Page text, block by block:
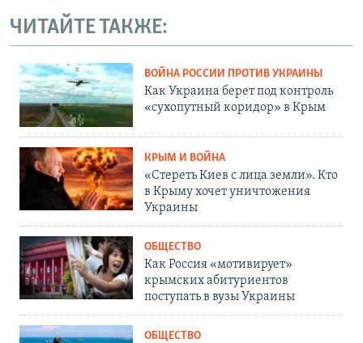
ЧИТАЙТЕ ТАКЖЕ:
ВОЙНА РОССИИ ПРОТИВ УКРАИНЫ
Как Украина берет под контроль
«сухопутный коридор» в Крым
КРЫМ И ВОЙНА
«Стереть Киев с лица земли». Кто
в Крыму хочет уничтожения
Украины
ОБЩЕСТВО
Как Россия «мотивирует»
крымских абитуриентов
поступать в вузы Украины
ОБЩЕСТВО